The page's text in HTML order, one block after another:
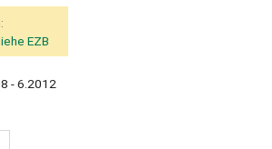
EZB
- 6.2012